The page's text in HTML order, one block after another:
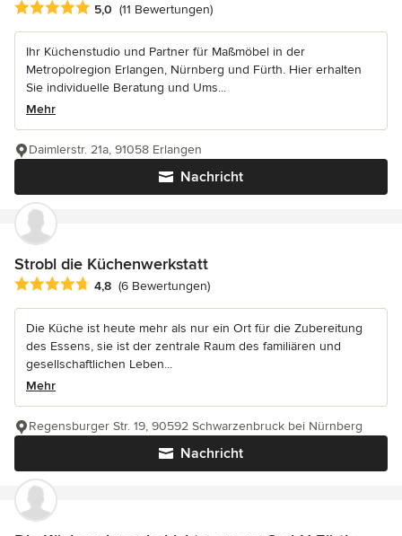
Durchschnittliche Bewertung: 5 von 5 Sternen
5,0 (11 Bewertungen)
Ihr Küchenstudio und Partner für Maßmöbel in der
Metropolregion Erlangen, Nürnberg und Fürth. Hier erhalten
Sie individuelle Beratung und Ums...
Mehr
Nachricht
Daimlerstr. 21a, 91058 Erlangen
Strobl die Küchenwerkstatt
Durchschnittliche Bewertung: 4.8 von 5 Sternen
4,8 (6 Bewertungen)
Die Küche ist heute mehr als nur ein Ort für die Zubereitung
des Essens, sie ist der zentrale Raum des familiären und
gesellschaftlichen Leben...
Mehr
Nachricht
Regensburger Str. 19, 90592 Schwarzenbruck bei Nürnberg